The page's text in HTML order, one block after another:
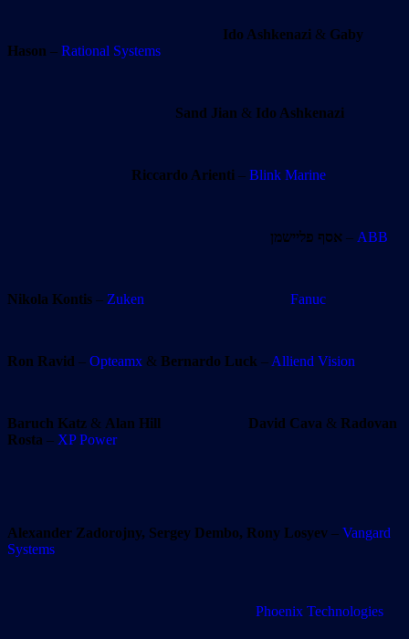
Ido Ashkenazi & Gaby
Hason – Rational Systems
Sand Jian & Ido Ashkenazi
Riccardo Arienti – Blink Marine
אסף פליישמן – ABB
Nikola Kontis – Zuken Fanuc
Ron Ravid – Opteamx & Bernardo Luck – Alliend Vision
Baruch Katz & Alan Hill David Cava & Radovan
Rosta – XP Power
Alexander Zadorojny, Sergey Dembo, Rony Losyev – Vangard
Systems
Phoenix Technologies